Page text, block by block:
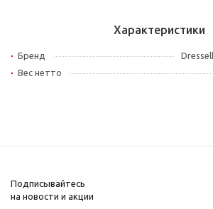
Характеристики
Бренд
Вес нетто
Подписывайтесь
на новости и акции